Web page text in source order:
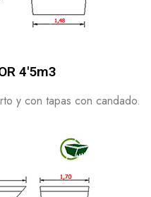
4'5m3
y con tapas con candado.